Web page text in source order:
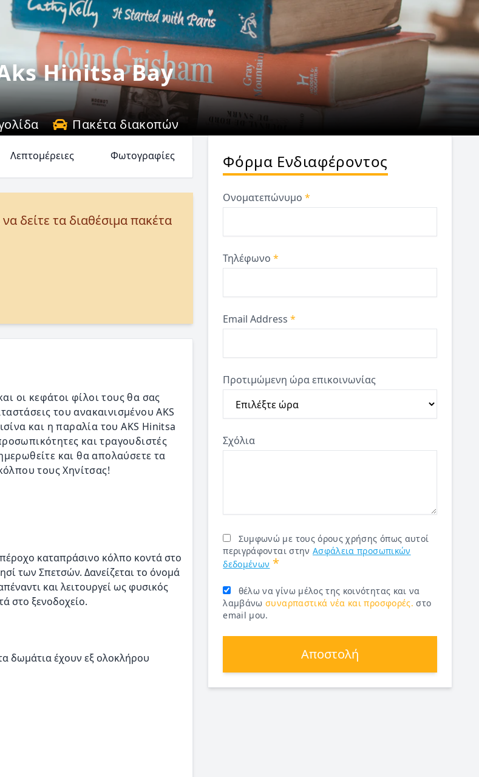
Hinitsa Bay
Πακέτα διακοπών
Λεπτομέρειες Φωτογραφίες
δείτε τα διαθέσιμα πακέτα
οι κεφάτοι φίλοι τους θα σας
του ανακαινισμένου AKS
και η παραλία του AKS Hinitsa
και τραγουδιστές
και θα απολαύσετε τα
τους Χηνίτσας!
καταπράσινο κόλπο κοντά στο
των Σπετσών. Δανείζεται το όνομά
και λειτουργεί ως φυσικός
στο ξενοδοχείο.
δωμάτια έχουν εξ ολοκλήρου
Φόρμα Ενδιαφέροντος
Ονοματεπώνυμο*
Τηλέφωνο*
Email Address*
Προτιμώμενη ώρα επικοινωνίας
Σχόλια
Συμφωνώ με τους όρους χρήσης όπως αυτοί
περιγράφονται στην Ασφάλεια προσωπικών
δεδομένων *
θέλω να γίνω μέλος της κοινότητας και να
λαμβάνωσυναρπαστικά νέα και προσφορές. στο
email μου.
Αποστολή